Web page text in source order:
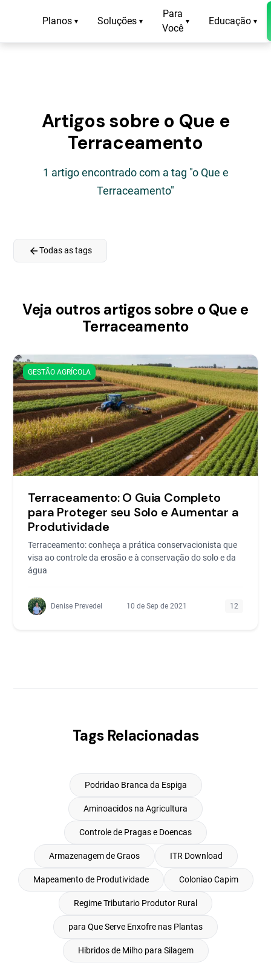
Planos ▾ Soluções ▾
Para
Você
▾ Educação ▾
Artigos sobre o Que e
Terraceamento
1 artigo encontrado com a tag "o Que e
Terraceamento"
arrow_backTodas as tags
Veja outros artigos sobre o Que e
Terraceamento
GESTÃO AGRÍCOLA
Terraceamento: O Guia Completo
para Proteger seu Solo e Aumentar a
Produtividade
Terraceamento: conheça a prática conservacionista que
visa ao controle da erosão e à conservação do solo e da
água
Denise Prevedel 10 de Sep de 2021 12
Tags Relacionadas
Podridao Branca da Espiga
Aminoacidos na Agricultura
Controle de Pragas e Doencas
Armazenagem de Graos ITR Download
Mapeamento de Produtividade Coloniao Capim
Regime Tributario Produtor Rural
para Que Serve Enxofre nas Plantas
Hibridos de Milho para Silagem